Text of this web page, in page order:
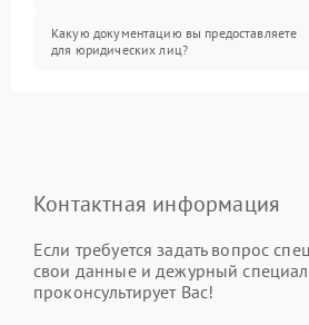
Какую документацию вы предоставляете
для юридических лиц?
Контактная информация
Если требуется задать вопрос
свои данные и дежурный
проконсультирует Вас!